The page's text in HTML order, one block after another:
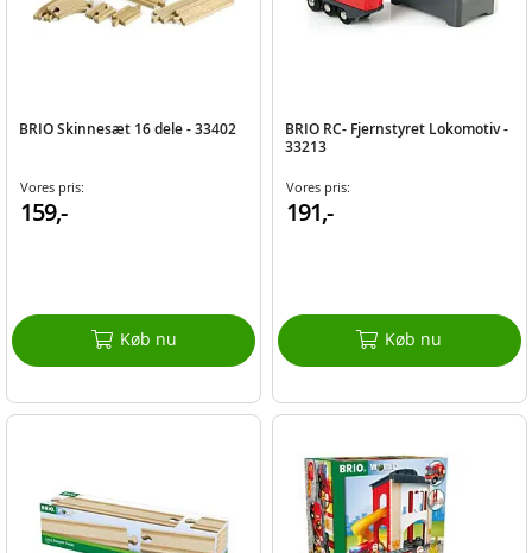
BRIO Skinnesæt 16 dele - 33402
Vores pris:
159,-
Køb nu
BRIO RC- Fjernstyret Lokomotiv -
33213
Vores pris:
191,-
Køb nu